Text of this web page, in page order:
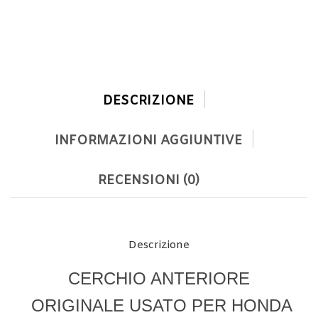
DESCRIZIONE
INFORMAZIONI AGGIUNTIVE
RECENSIONI (0)
Descrizione
CERCHIO ANTERIORE
ORIGINALE USATO PER HONDA